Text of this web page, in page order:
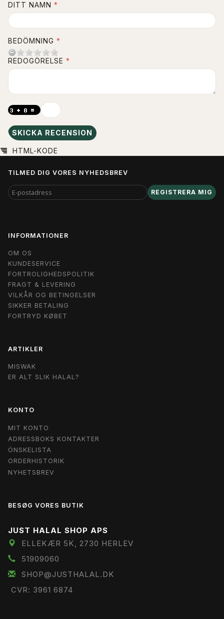
DITT NAMN
BEDÖMNING
REDOGÖRELSE
SKICKA RECENSION
HTML-KODE
TILMED DIG VORES NYHEDSBREV
E-
POSTADRESS
REGISTRERA MIG
INFORMATIONER
OM OS
KUNDESERVICE
FORTROLIGHEDSPOLITIK
FRAGT & LEVERING
VILKÅR OG BETINGELSER
SIKKER BETALING
FORTRYD KØBET
ARTIKLER
MISWAK
ER ALT SLIK HALAL?
KONTO
MIT KONTO
ADRESSBOKS KONTAKTER
ÖNSKELISTA
ORDERHISTORIK
NYHETSBREV
BESØG VORES BUTIK
JUST HALAL SHOP APS
ELLEKÆR 5K, 2730 HERLEV
51909060
SHOP@JUSTHALAL.DK
CVR: 3961 6874